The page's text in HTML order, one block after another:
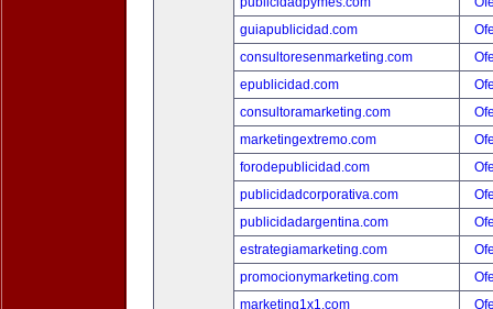
guiapublicidad.com
consultoresenmarketing.com
epublicidad.com
consultoramarketing.com
marketingextremo.com
forodepublicidad.com
publicidadcorporativa.com
publicidadargentina.com
estrategiamarketing.com
promocionymarketing.com
marketing1x1.com